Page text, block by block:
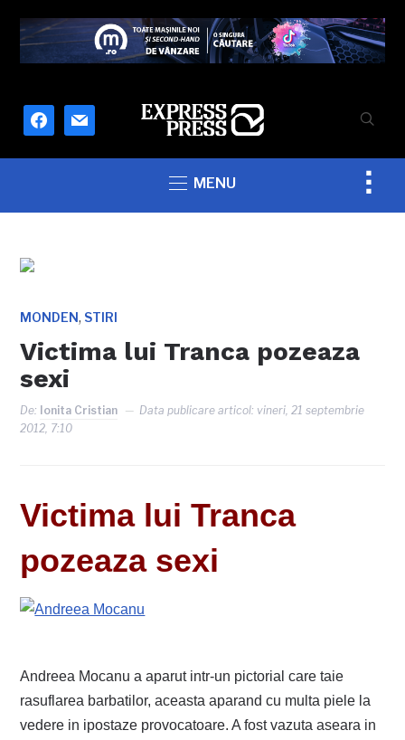
facebook
mail
MENU
MONDEN, STIRI
Victima lui Tranca pozeaza
sexi
De: Ionita Cristian Data publicare articol: vineri, 21 septembrie
2012, 7:10
Victima lui Tranca
pozeaza sexi
Andreea Mocanu a aparut intr-un pictorial care taie
rasuflarea barbatilor, aceasta aparand cu multa piele la
vedere in ipostaze provocatoare. A fost vazuta aseara in